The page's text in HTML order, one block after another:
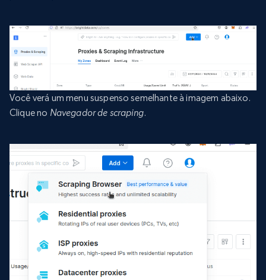
Você verá um menu suspenso semelhante à imagem abaixo.
Clique no Navegador de scraping.